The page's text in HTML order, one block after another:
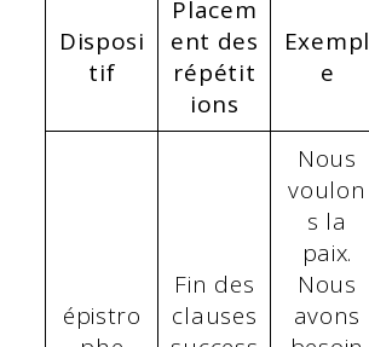
Disposi
tif
Placem
ent des
répétit
ions
Exempl
e
épistro
Fin des
clauses
Nous
voulon
s la
paix.
Nous
avons